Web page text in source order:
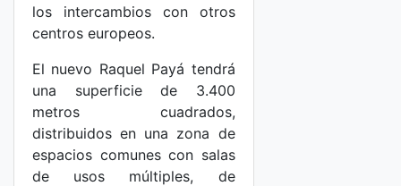
los intercambios con otros
centros europeos.
El nuevo Raquel Payá tendrá
una superficie de 3.400
metros cuadrados,
distribuidos en una zona de
espacios comunes con salas
de usos múltiples, de